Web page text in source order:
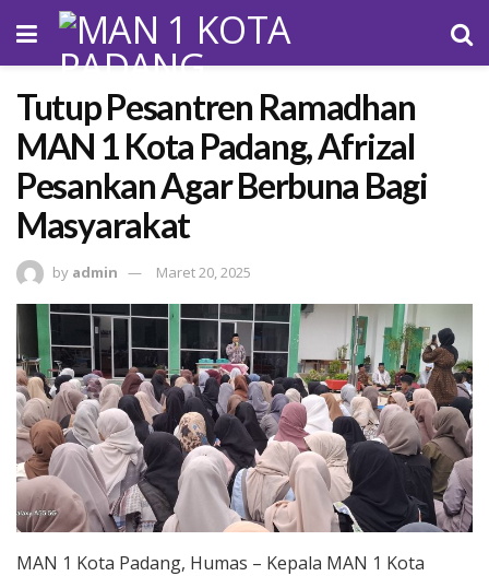
Tutup Pesantren Ramadhan
MAN 1 Kota Padang, Afrizal
Pesankan Agar Berbuna Bagi
Masyarakat
by admin Maret 20, 2025
MAN 1 Kota Padang, Humas – Kepala MAN 1 Kota